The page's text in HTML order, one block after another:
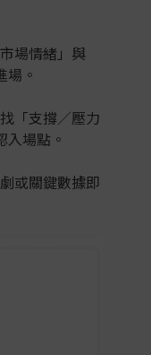
場情緒」與
場。
「支撐／壓力
場點。
或關鍵數據即